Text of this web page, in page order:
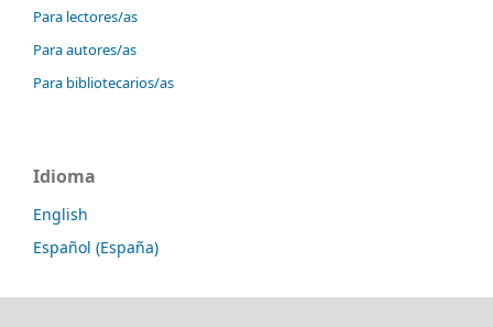
Para lectores/as
Para autores/as
Para bibliotecarios/as
Idioma
English
Español (España)